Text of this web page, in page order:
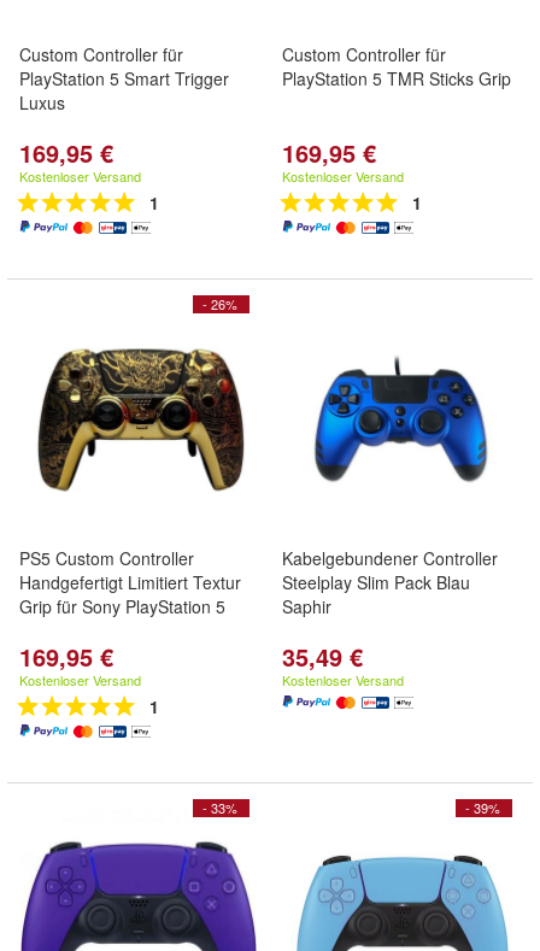
Custom Controller für
PlayStation 5 Smart Trigger
Luxus
169,95 €
Kostenloser Versand
1
Custom Controller für
PlayStation 5 TMR Sticks Grip
169,95 €
Kostenloser Versand
1
- 26%
PS5 Custom Controller
Handgefertigt Limitiert Textur
Grip für Sony PlayStation 5
169,95 €
Kostenloser Versand
1
Kabelgebundener Controller
Steelplay Slim Pack Blau
Saphir
35,49 €
Kostenloser Versand
- 33% - 39%